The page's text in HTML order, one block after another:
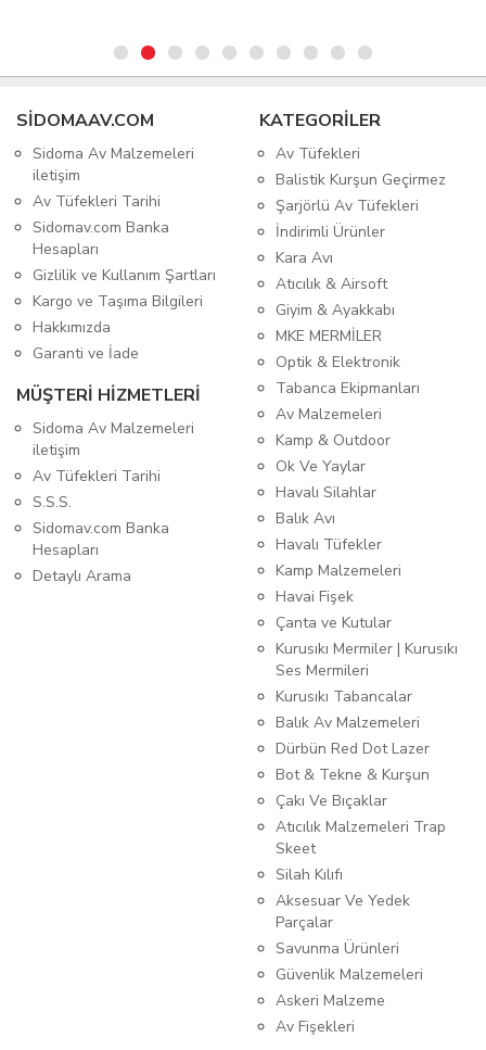
SIDOMAAV.COM
Sidoma Av Malzemeleri
iletişim
Av Tüfekleri Tarihi
Sidomav.com Banka
Hesapları
Gizlilik ve Kullanım Şartları
Kargo ve Taşıma Bilgileri
Hakkımızda
Garanti ve İade
MÜŞTERİ HİZMETLERİ
Sidoma Av Malzemeleri
iletişim
Av Tüfekleri Tarihi
S.S.S.
Sidomav.com Banka
Hesapları
Detaylı Arama
KATEGORİLER
Av Tüfekleri
Balistik Kurşun Geçirmez
Şarjörlü Av Tüfekleri
İndirimli Ürünler
Kara Avı
Atıcılık & Airsoft
Giyim & Ayakkabı
MKE MERMİLER
Optik & Elektronik
Tabanca Ekipmanları
Av Malzemeleri
Kamp & Outdoor
Ok Ve Yaylar
Havalı Silahlar
Balık Avı
Havalı Tüfekler
Kamp Malzemeleri
Havai Fişek
Çanta ve Kutular
Kurusıkı Mermiler | Kurusıkı
Ses Mermileri
Kurusıkı Tabancalar
Balık Av Malzemeleri
Dürbün Red Dot Lazer
Bot & Tekne & Kurşun
Çakı Ve Bıçaklar
Atıcılık Malzemeleri Trap
Skeet
Silah Kılıfı
Aksesuar Ve Yedek
Parçalar
Savunma Ürünleri
Güvenlik Malzemeleri
Askeri Malzeme
Av Fişekleri